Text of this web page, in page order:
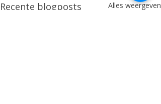
Recente blogposts Alles weergeven